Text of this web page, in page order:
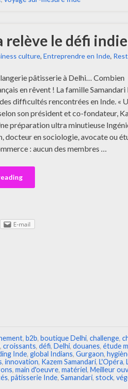
relève le défi
culture, Entreprendre en Inde,
pâtisserie à Delhi… Combien
en rêvent ! La famille Samandari
difficultés rencontrées en Inde. «
son président et co-fondateur,
préparation ultra minutieuse
docteur en sociologie, avocate ou
: aucun des membres …
E-mail
, b2b, boutique Delhi, challenge,
, croissants, défi, Delhi, douanes, étude
Inde, global Indians, Gurgaon,
, innovation, Kazem Samandari, L'Opéra,
, main d'oeuvre, matériel, Meilleur
, pâtisserie Inde, Samandari, stock,